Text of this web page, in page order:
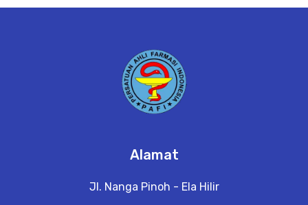
Alamat
Jl. Nanga Pinoh - Ela Hilir